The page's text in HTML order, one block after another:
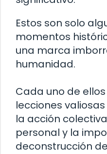
Estos son solo
momentos
una marca
humanidad.
Cada uno de
lecciones
la acción
personal y la
deconstrucción